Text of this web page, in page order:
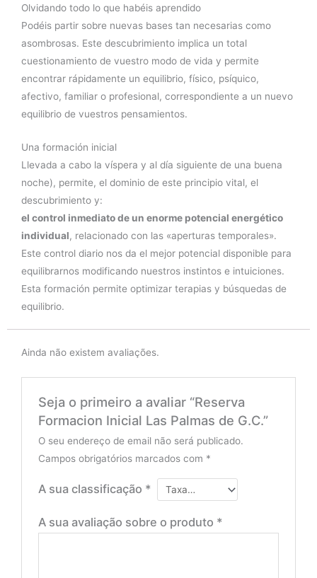
Olvidando todo lo que habéis aprendido
Podéis partir sobre nuevas bases tan necesarias como
asombrosas. Este descubrimiento implica un total
cuestionamiento de vuestro modo de vida y permite
encontrar rápidamente un equilibrio, físico, psíquico,
afectivo, familiar o profesional, correspondiente a un nuevo
equilibrio de vuestros pensamientos.
Una formación inicial
Llevada a cabo la víspera y al día siguiente de una buena
noche), permite, el dominio de este principio vital, el
descubrimiento y:
el control inmediato de un enorme potencial energético
individual, relacionado con las «aperturas temporales».
Este control diario nos da el mejor potencial disponible para
equilibrarnos modificando nuestros instintos e intuiciones.
Esta formación permite optimizar terapias y búsquedas de
equilibrio.
Ainda não existem avaliações.
Seja o primeiro a avaliar “Reserva
Formacion Inicial Las Palmas de G.C.”
O seu endereço de email não será publicado.
Campos obrigatórios marcados com *
A sua classificação *
A sua avaliação sobre o produto *